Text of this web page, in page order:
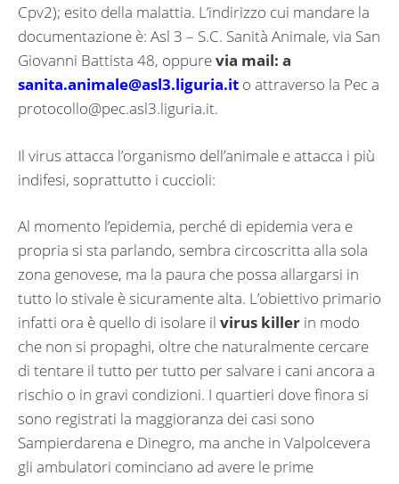
Cpv2); esito della malattia. L’indirizzo cui mandare la
documentazione è: Asl 3 – S.C. Sanità Animale, via San
Giovanni Battista 48, oppurevia mail: a
sanita.animale@asl3.liguria.it o attraverso la Pec a
protocollo@pec.asl3.liguria.it.
Il virus attacca l’organismo dell’animale e attacca i più
indifesi, soprattutto i cuccioli:
Al momento l’epidemia, perché di epidemia vera e
propria si sta parlando, sembra circoscritta alla sola
zona genovese, ma la paura che possa allargarsi in
tutto lo stivale è sicuramente alta. L’obiettivo primario
infatti ora è quello di isolare il virus killer in modo
che non si propaghi, oltre che naturalmente cercare
di tentare il tutto per tutto per salvare i cani ancora a
rischio o in gravi condizioni. I quartieri dove finora si
sono registrati la maggioranza dei casi sono
Sampierdarena e Dinegro, ma anche in Valpolcevera
gli ambulatori cominciano ad avere le prime